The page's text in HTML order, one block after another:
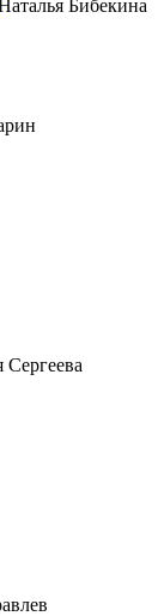
Наталья Бибекина